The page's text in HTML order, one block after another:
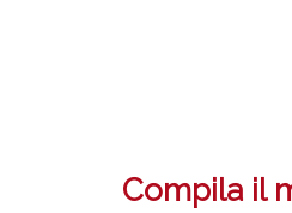
Compila il